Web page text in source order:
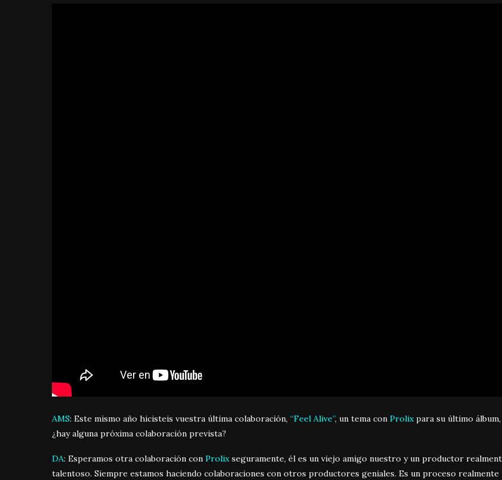
AMS: Este mismo año hicisteis vuestra última colaboración, “Feel Alive”, un tema con Prolixpara su último álbum,
¿hay alguna próxima colaboración prevista?
DA: Esperamos otra colaboración con Prolixseguramente, él es un viejo amigo nuestro y un productor
talentoso. Siempre estamos haciendo colaboraciones con otros productores geniales. Es un proceso realmente